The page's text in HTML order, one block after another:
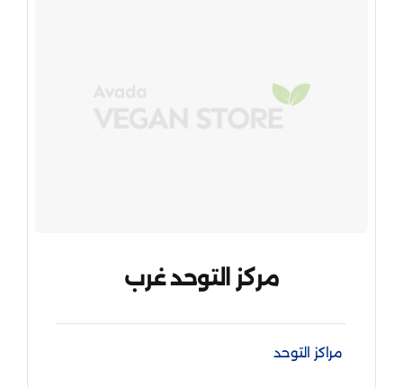
مركز التوحد غرب
مراكز التوحد